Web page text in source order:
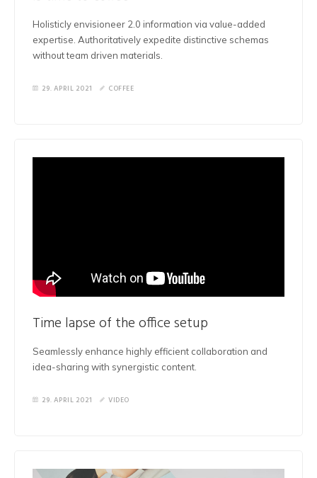
Holisticly envisioneer 2.0 information via value-added
expertise. Authoritatively expedite distinctive schemas
without team driven materials.
29. APRIL 2021 COFFEE
Time lapse of the office setup
Seamlessly enhance highly efficient collaboration and
idea-sharing with synergistic content.
29. APRIL 2021 VIDEO